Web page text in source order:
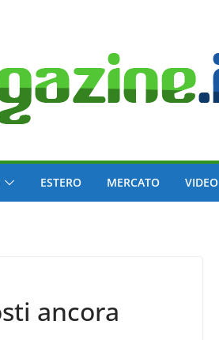
ESTERO MERCATO VIDEO
ancora